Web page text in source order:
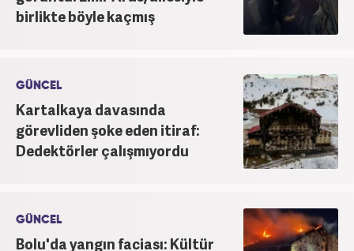
birlikte böyle kaçmış
GÜNCEL
Kartalkaya davasında
görevliden şoke eden itiraf:
Dedektörler çalışmıyordu
GÜNCEL
Bolu'da yangın faciası: Kültür